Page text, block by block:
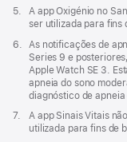
Nota
5.
A app Oxigénio no
ser utilizada para fins
Nota
rodapé
6.
As notificações de
Series 9 e
Apple Watch SE 3.
apneia do sono
diagnóstico de apneia
Nota
7.
A app Sinais Vitais
utilizada para fins de